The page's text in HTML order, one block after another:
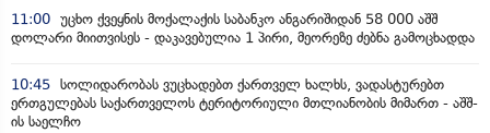
11:00 უცხო ქვეყნის მოქალაქის საბანკო ანგარიშიდან 58 000 აშშ
დოლარი მიითვისეს - დაკავებულია 1 პირი, მეორეზე ძებნა გამოცხადდა
10:45 სოლიდარობას ვუცხადებთ ქართველ ხალხს, ვადასტურებთ
ერთგულებას საქართველოს ტერიტორიული მთლიანობის მიმართ - აშშ-
ის საელჩო